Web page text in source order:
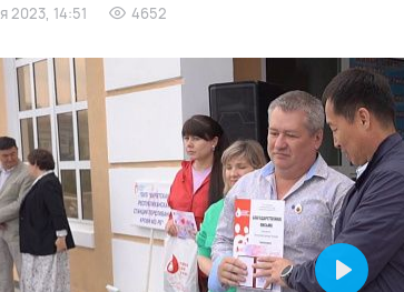
2023, 14:51 4652